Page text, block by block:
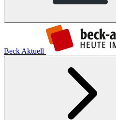
Beck Aktuell